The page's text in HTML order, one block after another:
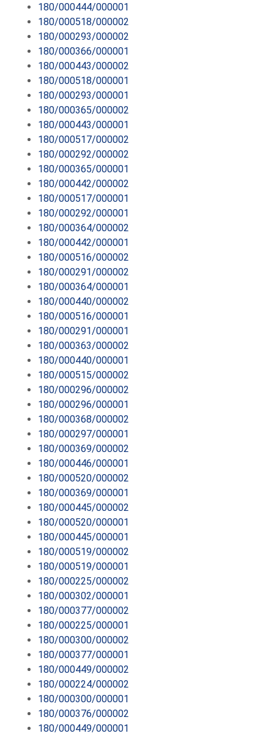
180/000444/000001
180/000518/000002
180/000293/000002
180/000366/000001
180/000443/000002
180/000518/000001
180/000293/000001
180/000365/000002
180/000443/000001
180/000517/000002
180/000292/000002
180/000365/000001
180/000442/000002
180/000517/000001
180/000292/000001
180/000364/000002
180/000442/000001
180/000516/000002
180/000291/000002
180/000364/000001
180/000440/000002
180/000516/000001
180/000291/000001
180/000363/000002
180/000440/000001
180/000515/000002
180/000296/000002
180/000296/000001
180/000368/000002
180/000297/000001
180/000369/000002
180/000446/000001
180/000520/000002
180/000369/000001
180/000445/000002
180/000520/000001
180/000445/000001
180/000519/000002
180/000519/000001
180/000225/000002
180/000302/000001
180/000377/000002
180/000225/000001
180/000300/000002
180/000377/000001
180/000449/000002
180/000224/000002
180/000300/000001
180/000376/000002
180/000449/000001